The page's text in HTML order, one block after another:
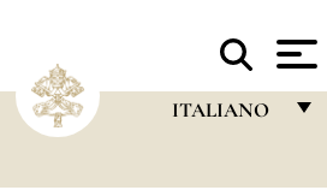
ITALIANO